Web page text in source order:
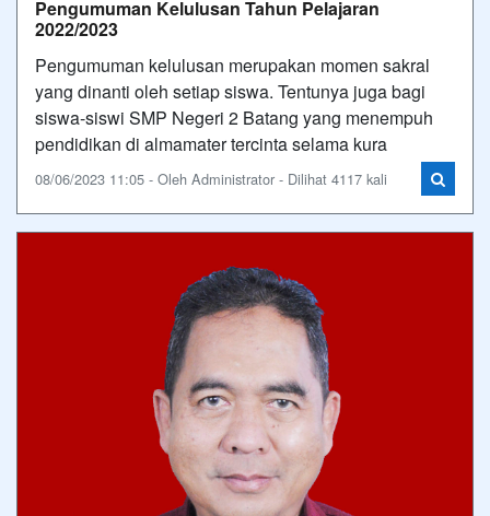
Pengumuman Kelulusan Tahun Pelajaran
2022/2023
Pengumuman kelulusan merupakan momen sakral
yang dinanti oleh setiap siswa. Tentunya juga bagi
siswa-siswi SMP Negeri 2 Batang yang menempuh
pendidikan di almamater tercinta selama kura
08/06/2023 11:05 - Oleh Administrator - Dilihat 4117 kali